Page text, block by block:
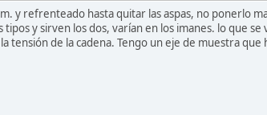
y refrenteado hasta quitar las aspas, no ponerlo
y sirven los dos, varían en los imanes. lo que
tensión de la cadena. Tengo un eje de muestra